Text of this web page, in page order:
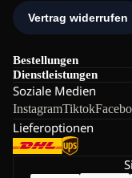
Bestellungen
Dienstleistungen
Soziale Medien
InstagramTiktok
Lieferoptionen